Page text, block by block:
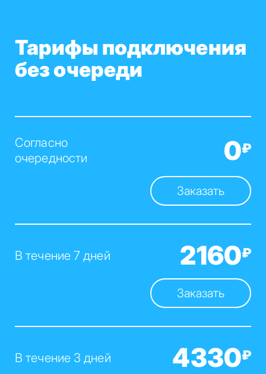
Тарифы подключения
без очереди
Согласно
очередности
0₽
Заказать
В течение 7 дней 2160₽
Заказать
В течение 3 дней 4330₽